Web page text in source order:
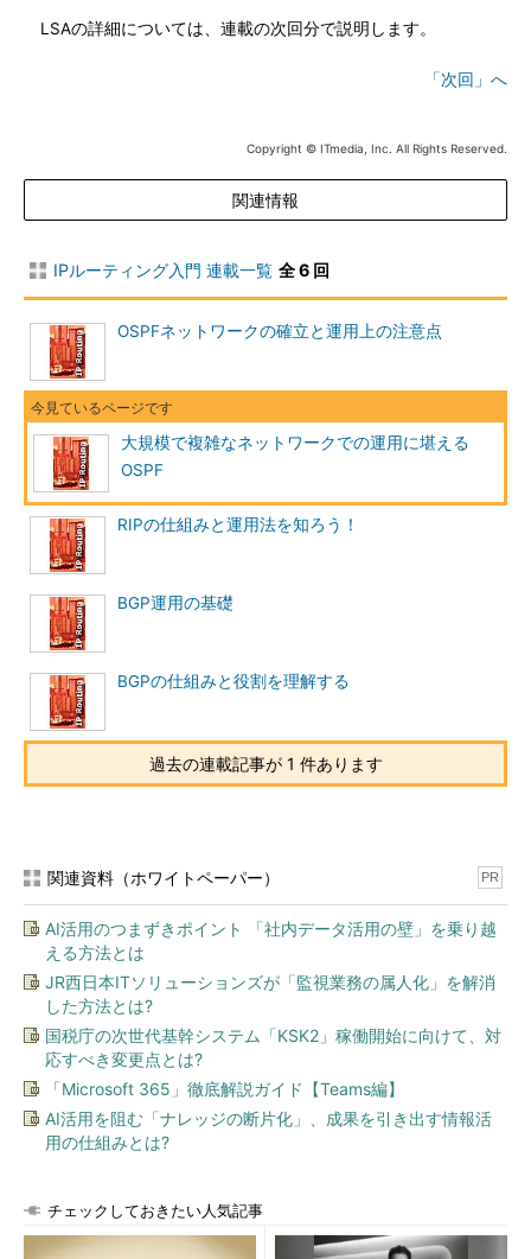
LSAの詳細については、連載の次回分で説明します。
「次回」へ
Copyright © ITmedia, Inc. All Rights Reserved.
関連情報
IPルーティング入門 連載一覧 全 6 回
OSPFネットワークの確立と運用上の注意点
大規模で複雑なネットワークでの運用に堪える
OSPF
RIPの仕組みと運用法を知ろう！
BGP運用の基礎
BGPの仕組みと役割を理解する
過去の連載記事が 1 件あります
関連資料（ホワイトペーパー） PR
AI活用のつまずきポイント 「社内データ活用の壁」を乗り越
える方法とは
JR西日本ITソリューションズが「監視業務の属人化」を解消
した方法とは?
国税庁の次世代基幹システム「KSK2」稼働開始に向けて、対
応すべき変更点とは?
「Microsoft 365」徹底解説ガイド【Teams編】
AI活用を阻む「ナレッジの断片化」、成果を引き出す情報活
用の仕組みとは?
チェックしておきたい人気記事